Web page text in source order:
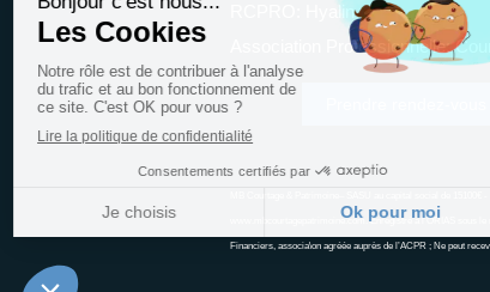
RCPRO: Hyalin
Association Professionnelle:
MB Courtage & Patrimoine– SASU au capital social de
www.mbcourtagepatrimoine.com. Enregistré à l’ORIAS sous
Financiers, associa\on agréée auprès de l’ACPR ; Ne peut